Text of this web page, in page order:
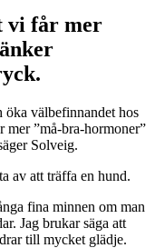
vi får mer
öka välbefinnandet hos
mer ”må-bra-hormoner”
Solveig.
av att träffa en hund.
fina minnen om man
Jag brukar säga att
till mycket glädje.